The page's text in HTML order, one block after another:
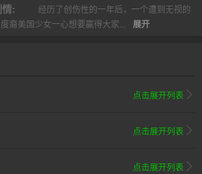
:
经历了创伤性的一年后，一个遭到无视的
裔美国少女一心想要赢得大家...
展开
点击展开列表
点击展开列表
点击展开列表